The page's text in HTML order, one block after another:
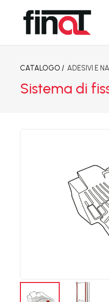
CATALOGO / ADESIVI E
Sistema di